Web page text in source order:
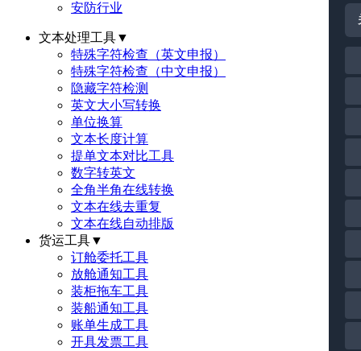
安防行业
文本处理工具▼
特殊字符检查（英文申报）
特殊字符检查（中文申报）
隐藏字符检测
英文大小写转换
单位换算
文本长度计算
提单文本对比工具
数字转英文
全角半角在线转换
文本在线去重复
文本在线自动排版
货运工具▼
订舱委托工具
放舱通知工具
装柜拖车工具
装船通知工具
账单生成工具
开具发票工具